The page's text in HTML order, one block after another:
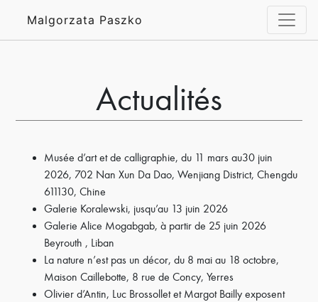
Malgorzata Paszko
Actualités
Musée d’art et de calligraphie, du 11 mars au30 juin
2026, 702 Nan Xun Da Dao, Wenjiang District, Chengdu
611130, Chine
Galerie Koralewski, jusqu’au 13 juin 2026
Galerie Alice Mogabgab, à partir de 25 juin 2026
Beyrouth , Liban
La nature n’est pas un décor, du 8 mai au 18 octobre,
Maison Caillebotte, 8 rue de Concy, Yerres
Olivier d’Antin, Luc Brossollet et Margot Bailly exposent